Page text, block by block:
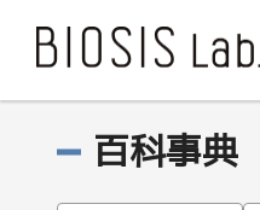
百科事典